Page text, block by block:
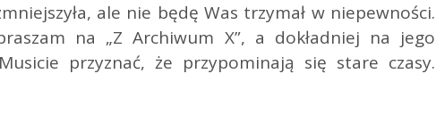
ale nie będę Was trzymał w niepewności.
na „Z Archiwum X”, a dokładniej na jego
przyznać, że przypominają się stare czasy.